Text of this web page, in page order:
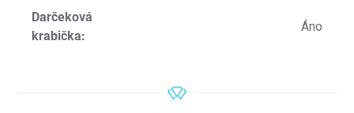
Darčeková
krabička:
Áno